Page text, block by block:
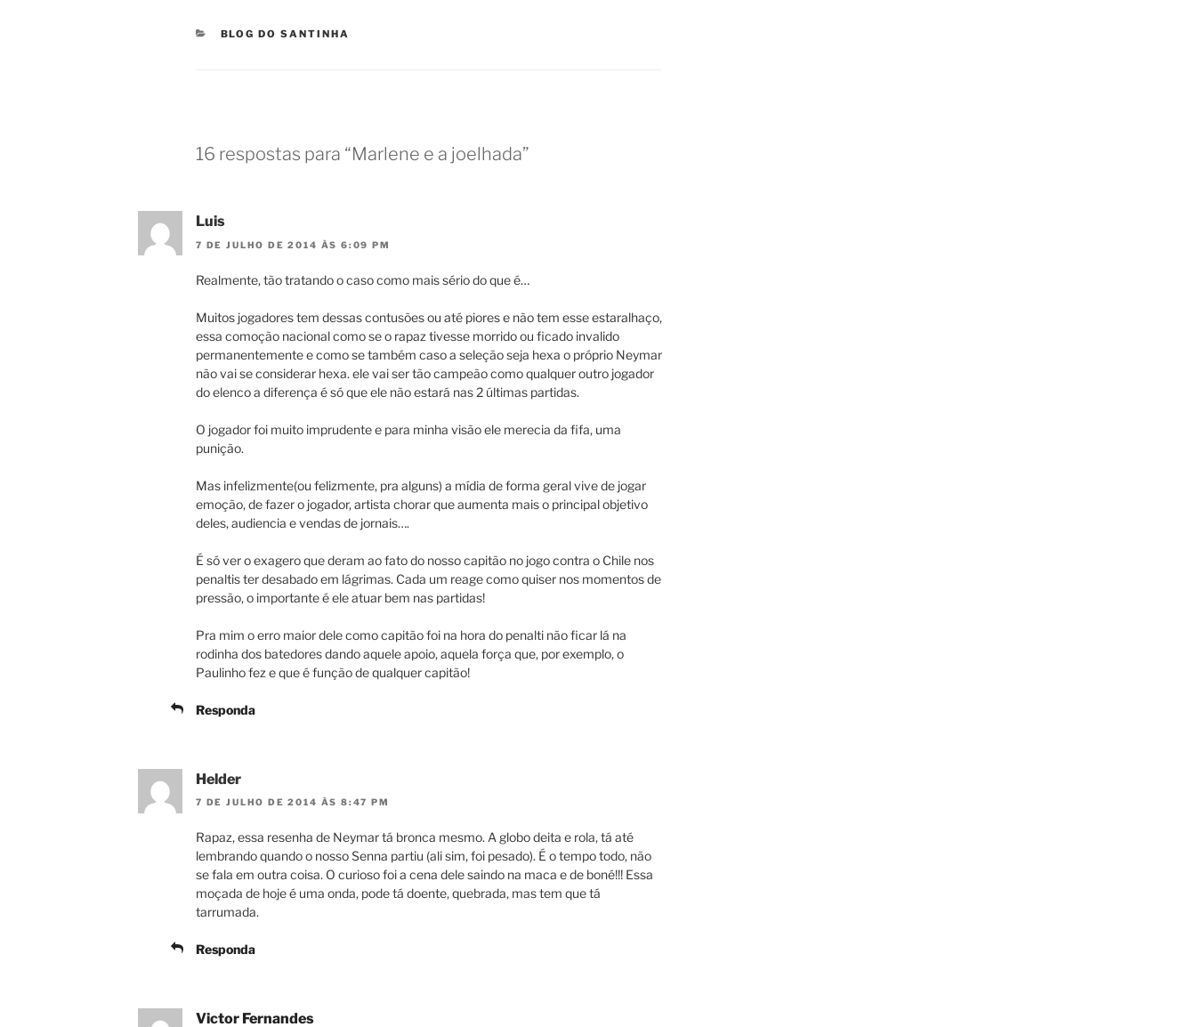
CATEGORIAS
BLOG DO SANTINHA
16 respostas para “Marlene e a joelhada”
Luis
7 DE JULHO DE 2014 ÀS 6:09 PM
Realmente, tão tratando o caso como mais sério do que é…
Muitos jogadores tem dessas contusões ou até piores e não tem esse estaralhaço,
essa comoção nacional como se o rapaz tivesse morrido ou ficado invalido
permanentemente e como se também caso a seleção seja hexa o próprio Neymar
não vai se considerar hexa. ele vai ser tão campeão como qualquer outro jogador
do elenco a diferença é só que ele não estará nas 2 últimas partidas.
O jogador foi muito imprudente e para minha visão ele merecia da fifa, uma
punição.
Mas infelizmente(ou felizmente, pra alguns) a mídia de forma geral vive de jogar
emoção, de fazer o jogador, artista chorar que aumenta mais o principal objetivo
deles, audiencia e vendas de jornais….
É só ver o exagero que deram ao fato do nosso capitão no jogo contra o Chile nos
penaltis ter desabado em lágrimas. Cada um reage como quiser nos momentos de
pressão, o importante é ele atuar bem nas partidas!
Pra mim o erro maior dele como capitão foi na hora do penalti não ficar lá na
rodinha dos batedores dando aquele apoio, aquela força que, por exemplo, o
Paulinho fez e que é função de qualquer capitão!
Responda
Helder
7 DE JULHO DE 2014 ÀS 8:47 PM
Rapaz, essa resenha de Neymar tá bronca mesmo. A globo deita e rola, tá até
lembrando quando o nosso Senna partiu (ali sim, foi pesado). É o tempo todo, não
se fala em outra coisa. O curioso foi a cena dele saindo na maca e de boné!!! Essa
moçada de hoje é uma onda, pode tá doente, quebrada, mas tem que tá
tarrumada.
Responda
Victor Fernandes